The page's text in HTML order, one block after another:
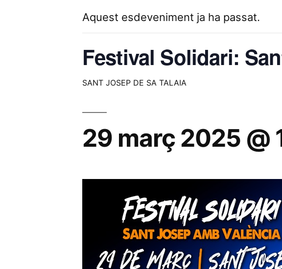
Aquest esdeveniment ja ha passat.
Festival Solidari:
SANT JOSEP DE SA TALAIA
29 març 2025 @